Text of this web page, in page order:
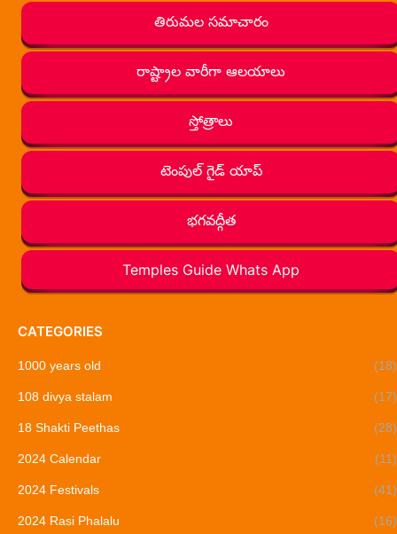
తిరుమల సమాచారం
రాష్ట్రాల వారీగా ఆలయాలు
స్తోత్రాలు
టెంపుల్ గైడ్ యాప్
భగవద్గీత
Temples Guide Whats App
CATEGORIES
1000 years old (18)
108 divya stalam (17)
18 Shakti Peethas (28)
2024 Calendar (11)
2024 Festivals (41)
2024 Rasi Phalalu (16)